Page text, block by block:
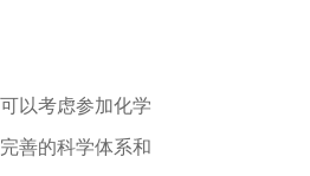
以考虑参加化学
善的科学体系和